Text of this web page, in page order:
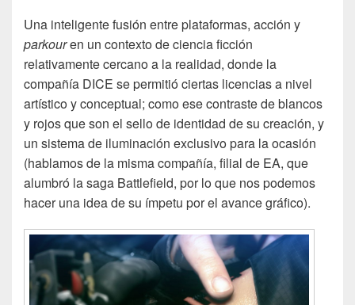
Una inteligente fusión entre plataformas, acción y
parkouren un contexto de ciencia ficción
relativamente cercano a la realidad, donde la
compañía DICE se permitió ciertas licencias a nivel
artístico y conceptual; como ese contraste de blancos
y rojos que son el sello de identidad de su creación, y
un sistema de iluminación exclusivo para la ocasión
(hablamos de la misma compañía, filial de EA, que
alumbró la saga Battlefield, por lo que nos podemos
hacer una idea de su ímpetu por el avance gráfico).